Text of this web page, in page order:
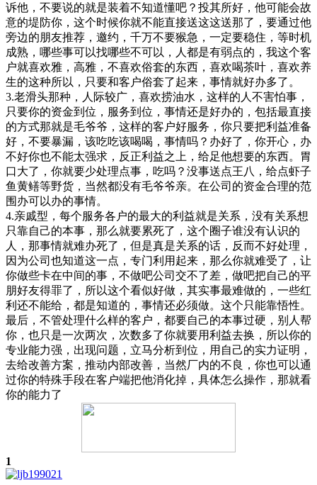
诉他，不要说的就是装着不知道懂吧？投其所好，他可能会故
意的堤防你，这个时候你就不能直接送这这送那了，要通过他
旁边的朋友推荐，邀约，千万不要猴急，一定要稳住，等时机
成熟，哪些事可以找哪些不可以，人都是有弱点的，我这个客
户就喜欢雅，高雅，不喜欢俗套的东西，喜欢喝茶叶，喜欢养
生的这种所以，只要和客户俗套了起来，事情就好办多了。
3.老滑头那种，人际较广，喜欢捞油水，这样的人不害怕事，
只要你的资金到位，服务到位，事情还是好办的，包括最直接
的方式那就是毛爷爷，这样的客户好服务，你只要把利益准备
好，不要暴漏，该吃吃该喝喝，事情吗？办好了，你开心，办
不好你也不能太强求，反正利益之上，给足他想要的东西。胃
口大了，你就要少处理点事，吃吗？没事送点王八，给点虾子
鱼黄鳝等野货，当然都没有毛爷爷亲。在公司的资金合理的范
围办可以办的事情。
4.亲戚型，每个服务各户的最大的利益就是关系，没有关系想
只靠自己的本事，那么就要累死了，这个圈子谁没有认识的
人，那事情就难办死了，但是真是关系的话，反而不好处理，
因为公司也知道这一点，专门利用起来，那么你就难受了，让
你做些卡在中间的事，不做吧公司交不了差，做吧把自己的平
朋好友得罪了，所以这个看似好做，其实事最难做的，一些红
利还不能给，都是知道的，事情还必须做。这个只能靠悟性。
最后，不管处理什么样的客户，都要自己的本事过硬，别人帮
你，也只是一次两次，次数多了你就要用利益去换，所以你的
专业能力强，出现问题，立马分析到位，用自己的实力证明，
去给改善方案，推动内部改善，当然厂内的不良，你也可以通
过你的特殊手段在客户端把他消化掉，具体怎么操作，那就看
你的能力了
1